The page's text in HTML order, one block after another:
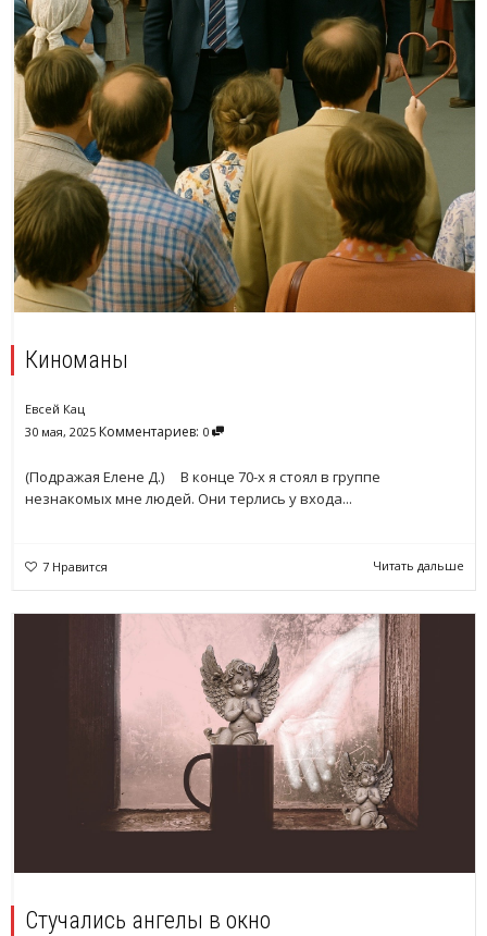
Киноманы
Евсей Кац
30 мая, 2025 Комментариев: 0
(Подражая Елене Д.) В конце 70-х я стоял в группе
незнакомых мне людей. Они терлись у входа...
7 Нравится Читать дальше
Стучались ангелы в окно